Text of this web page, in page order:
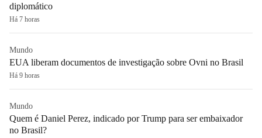
diplomático
Há 7 horas
Mundo
EUA liberam documentos de investigação sobre Ovni no Brasil
Há 9 horas
Mundo
Quem é Daniel Perez, indicado por Trump para ser embaixador
no Brasil?